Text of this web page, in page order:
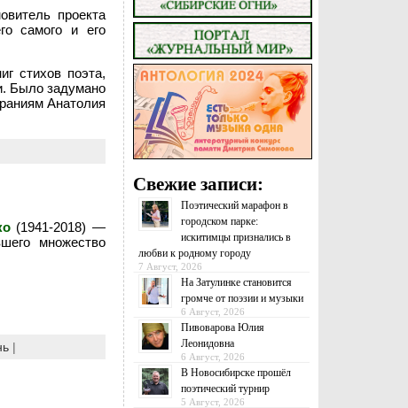
проекта
самого и его
стихов поэта,
Было задумано
Анатолия
(1941-2018) —
множество
|
Свежие записи:
Поэтический марафон в
городском парке:
искитимцы признались в
любви к родному городу
7 Август, 2026
На Затулинке становится
громче от поэзии и музыки
6 Август, 2026
Пивоварова Юлия
Леонидовна
6 Август, 2026
В Новосибирске прошёл
поэтический турнир
5 Август, 2026